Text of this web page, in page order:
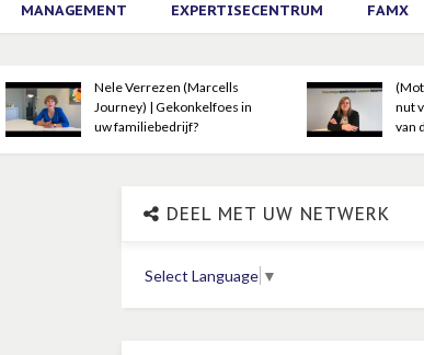
MANAGEMENT EXPERTISECENTRUM FAMX
Verrezen (Marcells
| Gekonkelfoes in
familiebedrijf?
(Motmans & Partners) |
nut van een assessment
van de opvolger(s)
DEEL MET UW NETWERK
Select Language ▼